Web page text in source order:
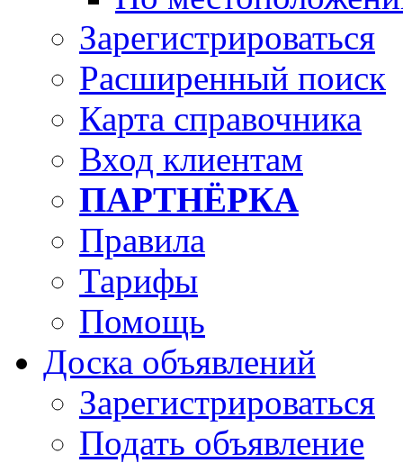
Зарегистрироваться
Расширенный поиск
Карта справочника
Вход клиентам
ПАРТНЁРКА
Правила
Тарифы
Помощь
Доска объявлений
Зарегистрироваться
Подать объявление